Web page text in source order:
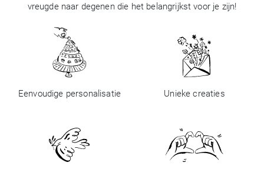
vreugde naar degenen die het belangrijkst voor je zijn!
Eenvoudige personalisatie Unieke creaties